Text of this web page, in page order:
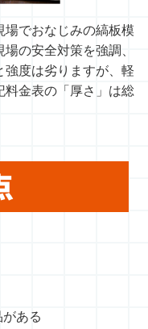
場でおなじみの縞板模
の安全対策を強調、
度は劣りますが、軽
料金表の「厚さ」は総
ある